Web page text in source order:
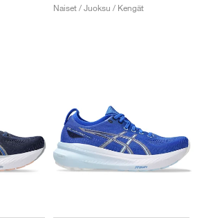
Naiset / Juoksu / Kengät